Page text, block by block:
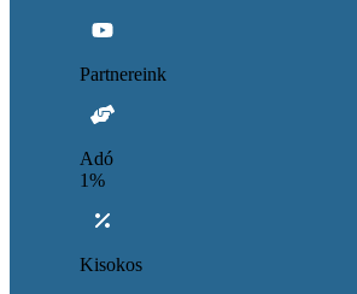
Partnereink
Adó
1%
Kisokos